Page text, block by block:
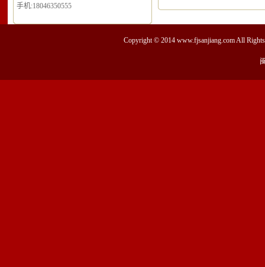
手机:18046350555
Copyright © 2014 www.fjsanjiang.comAll